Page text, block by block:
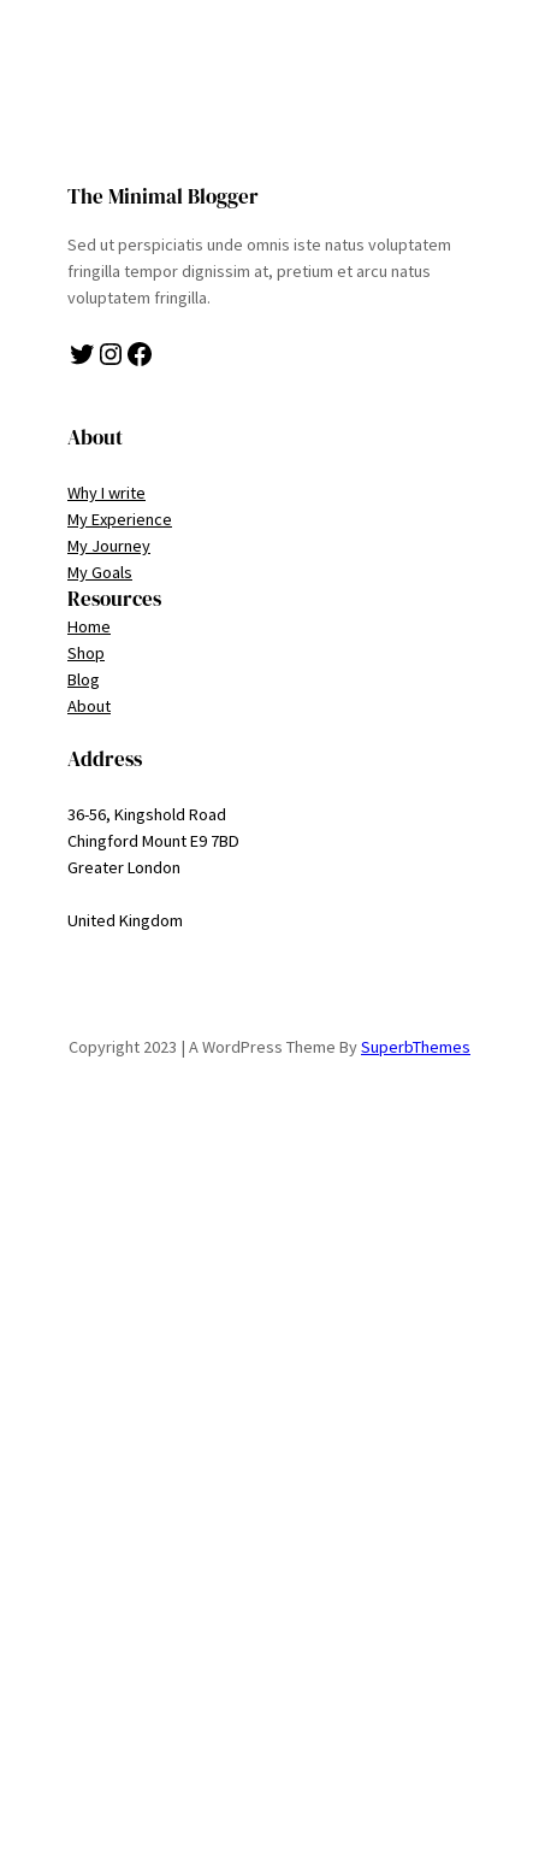
The Minimal Blogger
Sed ut perspiciatis unde omnis iste natus voluptatem
fringilla tempor dignissim at, pretium et arcu natus
voluptatem fringilla.
Twitter Instagram Facebook
About
Why I write
My Experience
My Journey
My Goals
Resources
Home
Shop
Blog
About
Address
36-56, Kingshold Road
Chingford Mount E9 7BD
Greater London
United Kingdom
Copyright 2023 | A WordPress Theme BySuperbThemes